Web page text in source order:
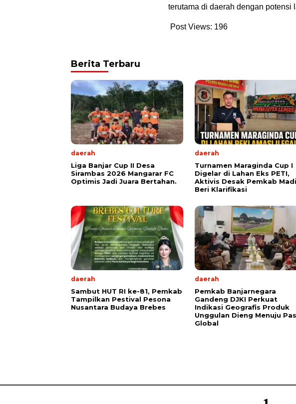
terutama di daerah dengan potensi
Post Views: 196
Berita Terbaru
daerah
Liga Banjar Cup II Desa
Sirambas 2026 Mangarar FC
Optimis Jadi Juara Bertahan.
daerah
Turnamen Maraginda Cup I
Digelar di Lahan Eks PETI,
Aktivis Desak Pemkab
Beri Klarifikasi
daerah
Sambut HUT RI ke-81, Pemkab
Tampilkan Pestival Pesona
Nusantara Budaya Brebes
daerah
Pemkab Banjarnegara
Gandeng DJKI Perkuat
Indikasi Geografis Produk
Unggulan Dieng Menuju
Global